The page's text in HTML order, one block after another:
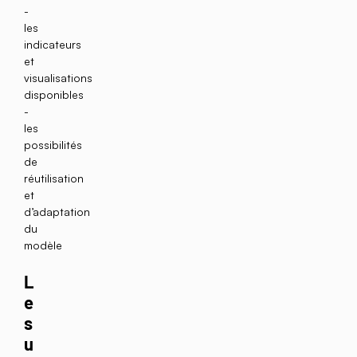
les
indicateurs
et
visualisations
disponibles
les
possibilités
de
réutilisation
et
d’adaptation
du
modèle
L
e
s
u